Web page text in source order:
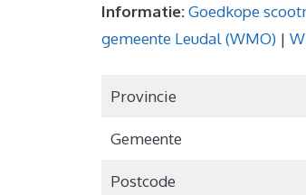
Informatie:Goedkope
gemeente Leudal (WMO) |
Provincie
Gemeente
Postcode